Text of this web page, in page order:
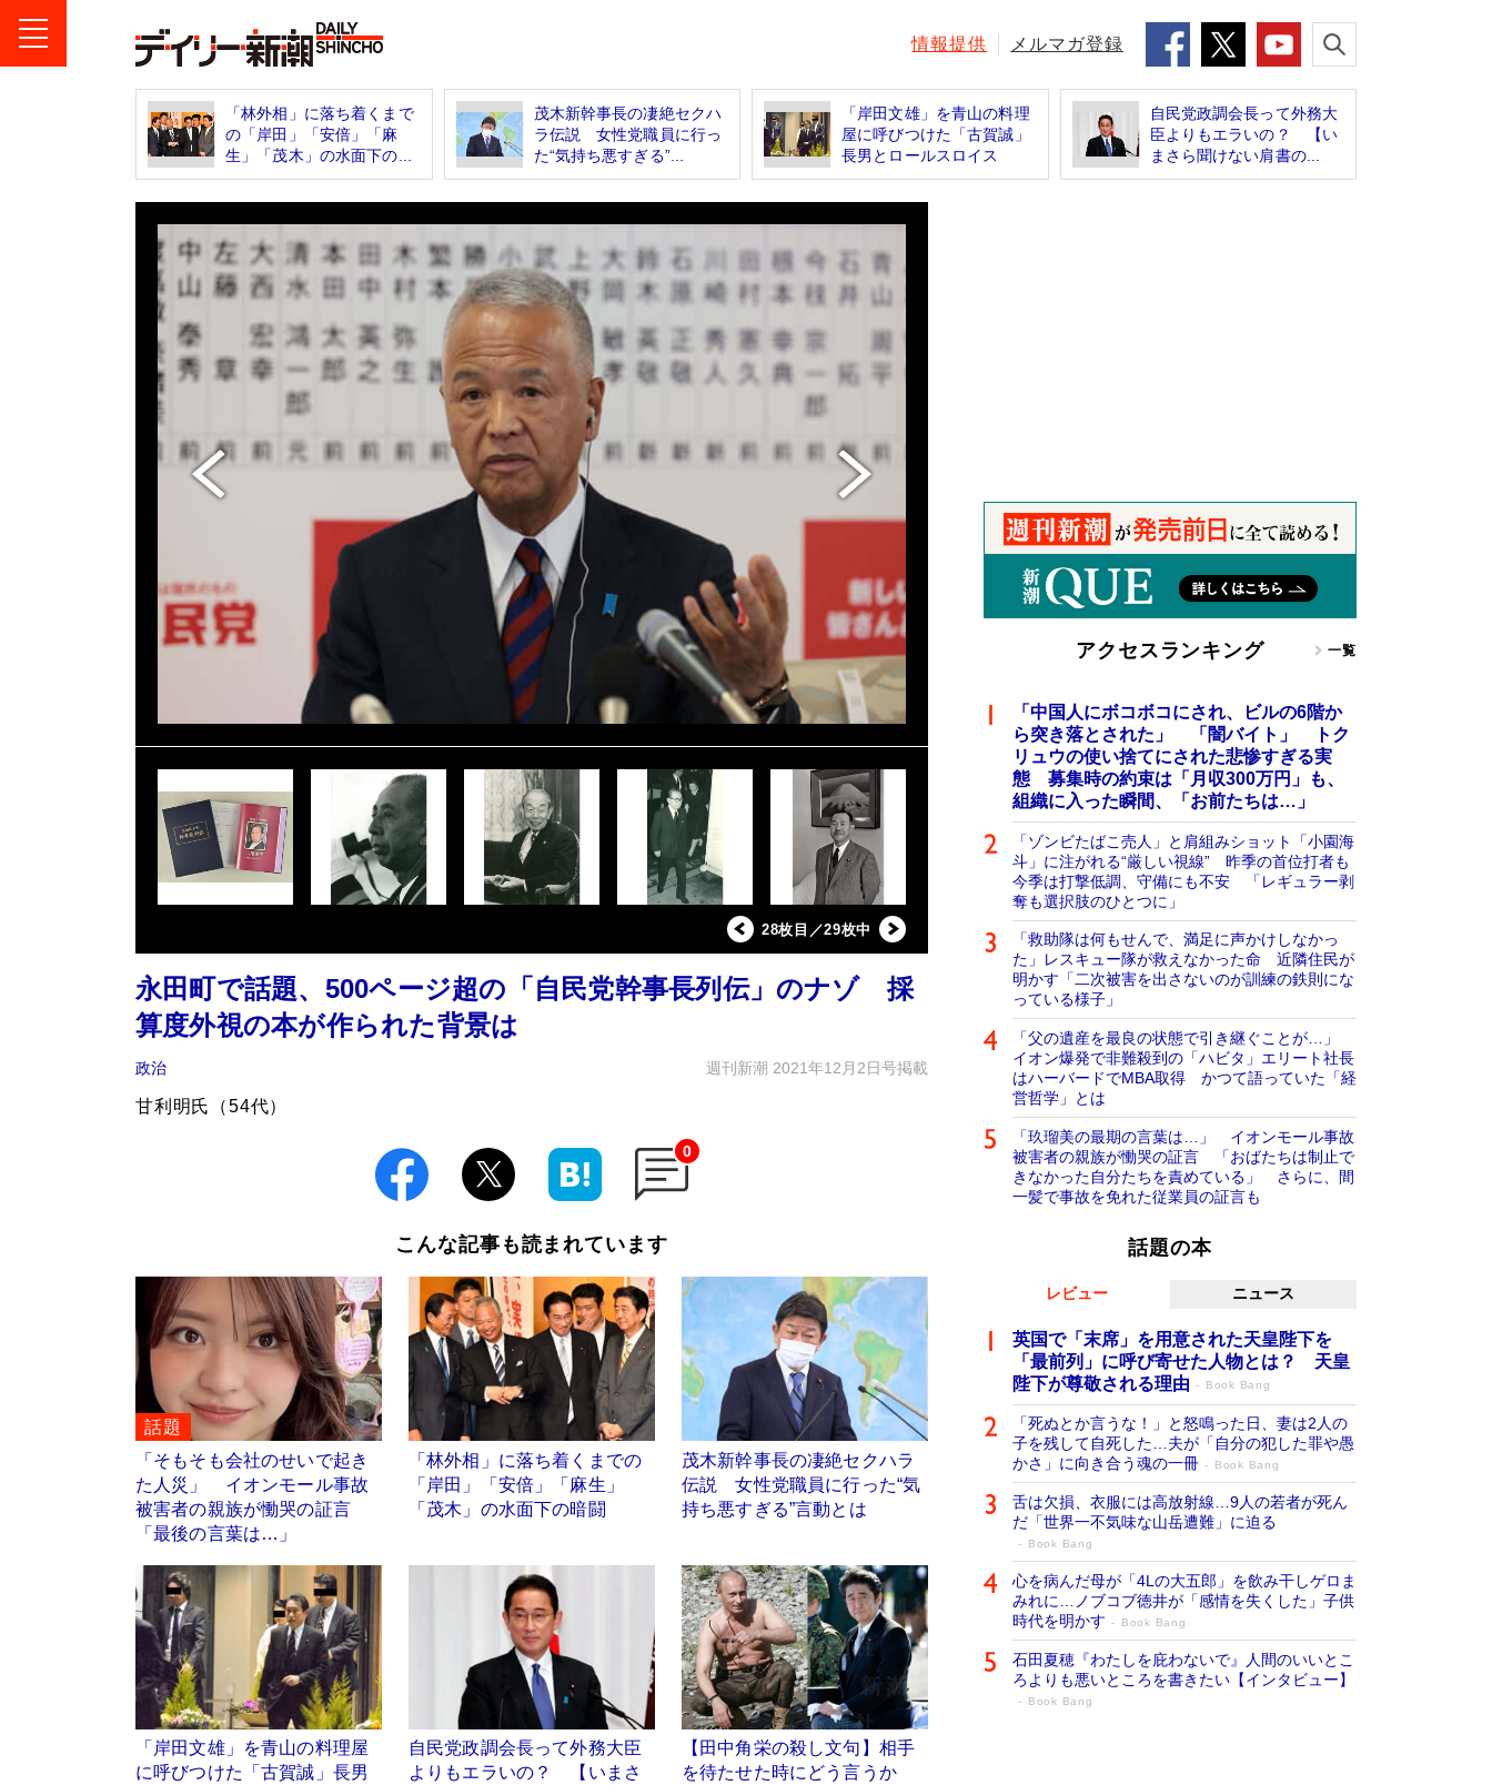
情報提供 メルマガ登録
「林外相」に落ち着くまで
の「岸田」「安倍」「麻
生」「茂木」の水面下の...
茂木新幹事長の凄絶セクハ
ラ伝説 女性党職員に行っ
た“気持ち悪すぎる”...
「岸田文雄」を青山の料理
屋に呼びつけた「古賀誠」
長男とロールスロイス
自民党政調会長って外務大
臣よりもエラいの？ 【い
まさら聞けない肩書の...
28枚目／29枚中
永田町で話題、500ページ超の「自民党幹事長列伝」のナゾ 採
算度外視の本が作られた背景は
政治 週刊新潮 2021年12月2日号掲載
甘利明氏（54代）
0
こんな記事も読まれています
話題
「そもそも会社のせいで起き
た人災」 イオンモール事故
被害者の親族が慟哭の証言
「最後の言葉は…」
「林外相」に落ち着くまでの
「岸田」「安倍」「麻生」
「茂木」の水面下の暗闘
茂木新幹事長の凄絶セクハラ
伝説 女性党職員に行った“気
持ち悪すぎる”言動とは
「岸田文雄」を青山の料理屋
に呼びつけた「古賀誠」長男
自民党政調会長って外務大臣
よりもエラいの？ 【いまさ
【田中角栄の殺し文句】相手
を待たせた時にどう言うか
アクセスランキング 一覧
「中国人にボコボコにされ、ビルの6階か
ら突き落とされた」 「闇バイト」 トク
リュウの使い捨てにされた悲惨すぎる実
態 募集時の約束は「月収300万円」も、
組織に入った瞬間、「お前たちは…」
「ゾンビたばこ売人」と肩組みショット「小園海
斗」に注がれる“厳しい視線” 昨季の首位打者も
今季は打撃低調、守備にも不安 「レギュラー剥
奪も選択肢のひとつに」
「救助隊は何もせんで、満足に声かけしなかっ
た」レスキュー隊が救えなかった命 近隣住民が
明かす「二次被害を出さないのが訓練の鉄則にな
っている様子」
「父の遺産を最良の状態で引き継ぐことが…」
イオン爆発で非難殺到の「ハビタ」エリート社長
はハーバードでMBA取得 かつて語っていた「経
営哲学」とは
「玖瑠美の最期の言葉は…」 イオンモール事故
被害者の親族が慟哭の証言 「おばたちは制止で
きなかった自分たちを責めている」 さらに、間
一髪で事故を免れた従業員の証言も
話題の本
レビュー ニュース
英国で「末席」を用意された天皇陛下を
「最前列」に呼び寄せた人物とは？ 天皇
陛下が尊敬される理由
Book Bang
「死ぬとか言うな！」と怒鳴った日、妻は2人の
子を残して自死した…夫が「自分の犯した罪や愚
かさ」に向き合う魂の一冊
Book Bang
舌は欠損、衣服には高放射線…9人の若者が死ん
だ「世界一不気味な山岳遭難」に迫る
Book Bang
心を病んだ母が「4Lの大五郎」を飲み干しゲロま
みれに…ノブコブ徳井が「感情を失くした」子供
時代を明かす
Book Bang
石田夏穂『わたしを庇わないで』人間のいいとこ
ろよりも悪いところを書きたい【インタビュー】
Book Bang